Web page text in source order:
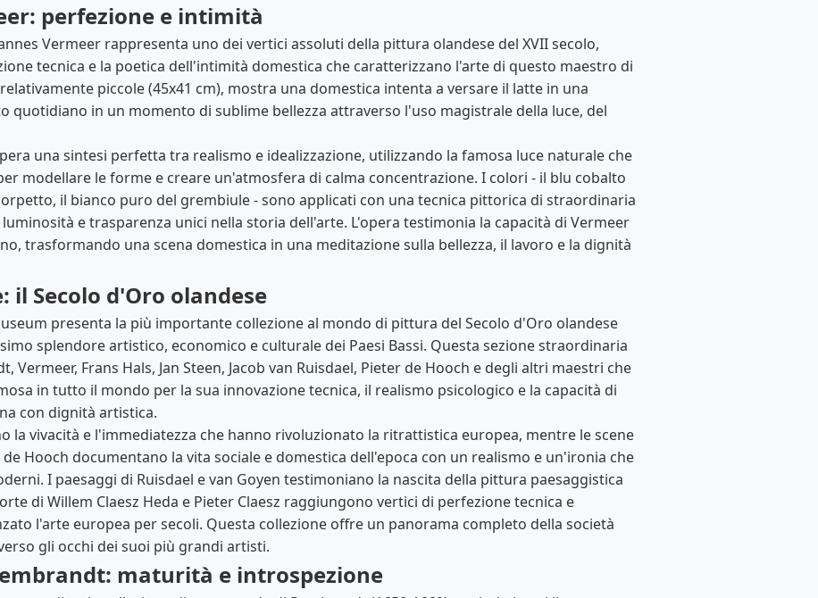
perfezione e intimità
Vermeer rappresenta uno dei vertici assoluti della pittura olandese del XVII secolo,
tecnica e la poetica dell'intimità domestica che caratterizzano l'arte di questo maestro di
piccole (45x41 cm), mostra una domestica intenta a versare il latte in una
quotidiano in un momento di sublime bellezza attraverso l'uso magistrale della luce, del
una sintesi perfetta tra realismo e idealizzazione, utilizzando la famosa luce naturale che
modellare le forme e creare un'atmosfera di calma concentrazione. I colori - il blu cobalto
il bianco puro del grembiule - sono applicati con una tecnica pittorica di straordinaria
e trasparenza unici nella storia dell'arte. L'opera testimonia la capacità di Vermeer
trasformando una scena domestica in una meditazione sulla bellezza, il lavoro e la dignità
il Secolo d'Oro olandese
presenta la più importante collezione al mondo di pittura del Secolo d'Oro olandese
splendore artistico, economico e culturale dei Paesi Bassi. Questa sezione straordinaria
Vermeer, Frans Hals, Jan Steen, Jacob van Ruisdael, Pieter de Hooch e degli altri maestri che
in tutto il mondo per la sua innovazione tecnica, il realismo psicologico e la capacità di
con dignità artistica.
la vivacità e l'immediatezza che hanno rivoluzionato la ritrattistica europea, mentre le scene
de Hooch documentano la vita sociale e domestica dell'epoca con un realismo e un'ironia che
I paesaggi di Ruisdael e van Goyen testimoniano la nascita della pittura paesaggistica
di Willem Claesz Heda e Pieter Claesz raggiungono vertici di perfezione tecnica e
l'arte europea per secoli. Questa collezione offre un panorama completo della società
gli occhi dei suoi più grandi artisti.
maturità e introspezione